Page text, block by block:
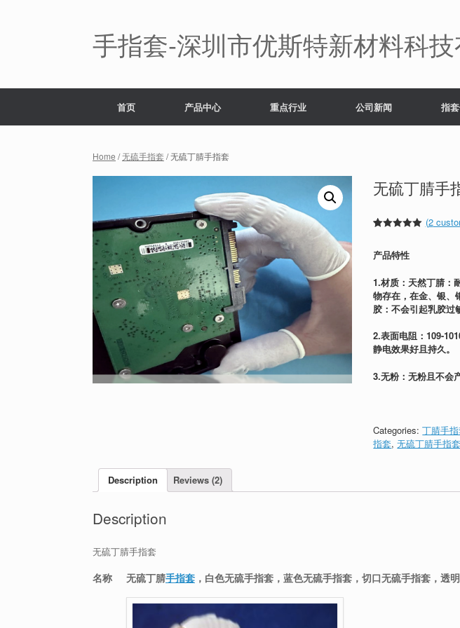
手指套-深圳市优斯特新材料科
首页 产品中心 重点行业 公司新闻 指
Home /无硫手指套 / 无硫丁腈手指套
无硫丁腈手
based on
customer
(2
产品特性
1.材质：天然丁腈：
物存在，在金、银、
胶：不会引起乳胶过
2.表面电阻：109-
静电效果好且持久。
3.无粉：无粉且不会
Categories:丁腈手
指套,无硫丁腈手指套
Description Reviews (2)
Description
无硫丁腈手指套
名称 无硫丁腈手指套 ，白色无硫手指套，蓝色无硫手指套，切口无硫手指套，透